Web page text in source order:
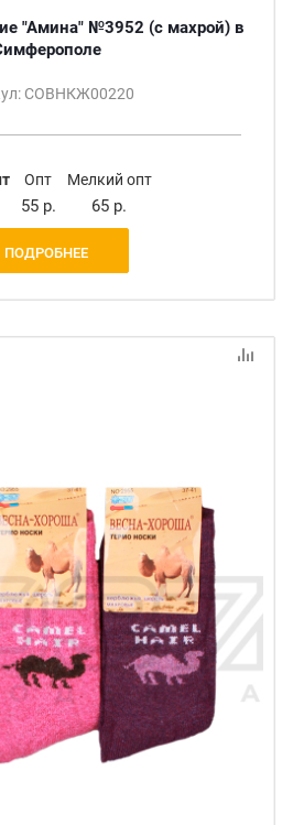
"Амина" №3952 (с махрой) в
СОВНКЖ00220
Опт
55 р.
Мелкий опт
65 р.
ПОДРОБНЕЕ